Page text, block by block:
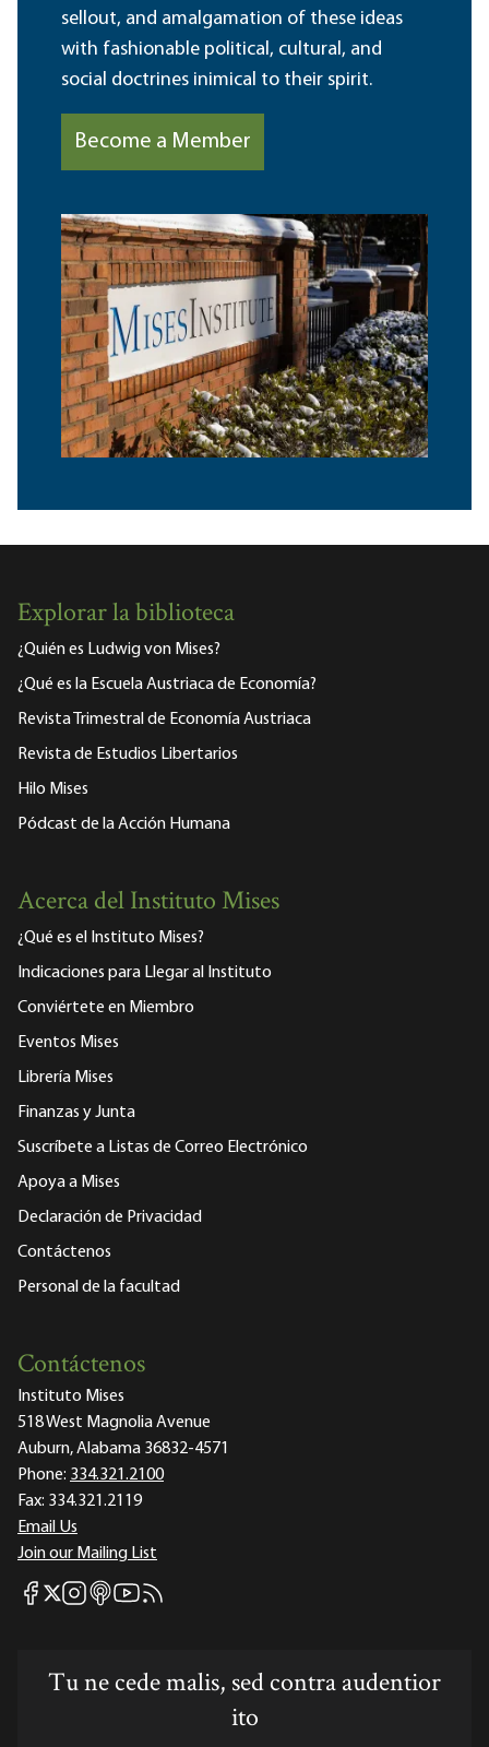
sellout, and amalgamation of these ideas
with fashionable political, cultural, and
social doctrines inimical to their spirit.
Become a Member
Explorar la biblioteca
¿Quién es Ludwig von Mises?
¿Qué es la Escuela Austriaca de Economía?
Revista Trimestral de Economía Austriaca
Revista de Estudios Libertarios
Hilo Mises
Pódcast de la Acción Humana
Acerca del Instituto Mises
¿Qué es el Instituto Mises?
Indicaciones para Llegar al Instituto
Conviértete en Miembro
Eventos Mises
Librería Mises
Finanzas y Junta
Suscríbete a Listas de Correo Electrónico
Apoya a Mises
Declaración de Privacidad
Contáctenos
Personal de la facultad
Contáctenos
Instituto Mises
518 West Magnolia Avenue
Auburn, Alabama 36832-4571
Phone: 334.321.2100
Fax: 334.321.2119
Email Us
Join our Mailing List
Mises Facebook
Mises X
Mises Instagram
Mises itunes
Mises Youtube
Mises RSS feed
Tu ne cede malis, sed contra audentior
ito